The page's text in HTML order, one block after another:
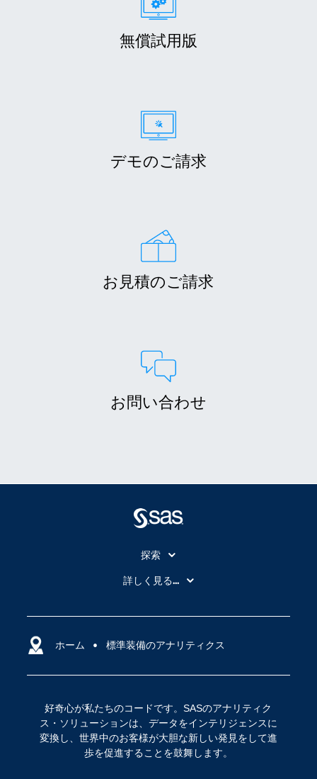
無償試用版
デモのご請求
お見積のご請求
お問い合わせ
ホーム 標準装備のアナリティクス
好奇心が私たちのコードです。SASのアナリティク
ス・ソリューションは、データをインテリジェンスに
変換し、世界中のお客様が大胆な新しい発見をして進
歩を促進することを鼓舞します。
探索
My SAS
SASを選ぶ理由
アクセシビリティ
サポート
ソリューション
トレーニング
詳しく見る...
クラウド・コンピューティング
IoT